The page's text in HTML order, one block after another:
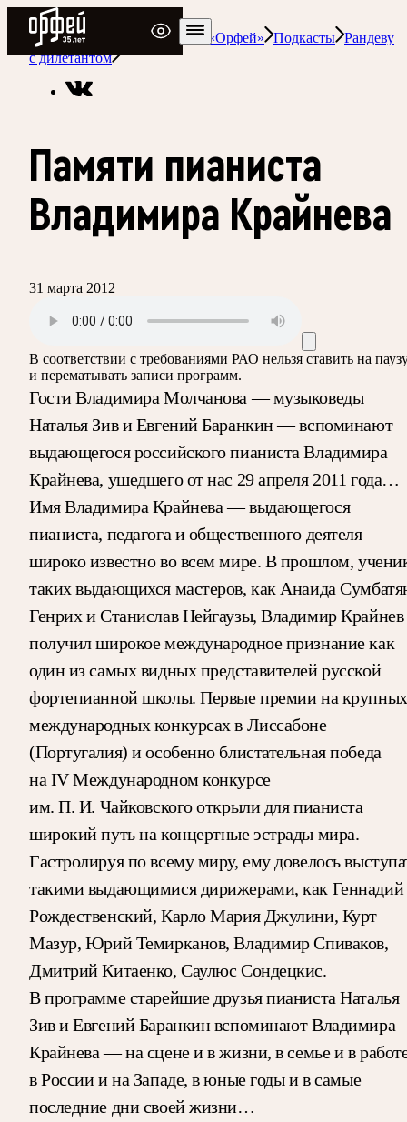
Радио Орфей
Радио классической музыки «Орфей»
Подкасты Рандеву
с дилетантом
Памяти пианиста
Владимира Крайнева
31 марта 2012
В соответствии с требованиями РАО нельзя ставить на
и перематывать записи программ.
Гости Владимира Молчанова — музыковеды
Наталья Зив и Евгений Баранкин — вспоминают
выдающегося российского пианиста Владимира
Крайнева, ушедшего от нас 29 апреля 2011 года…
Имя Владимира Крайнева — выдающегося
пианиста, педагога и общественного деятеля —
широко известно во всем мире. В прошлом,
таких выдающихся мастеров, как Анаида
Генрих и Станислав Нейгаузы, Владимир Крайнев
получил широкое международное признание как
один из самых видных представителей русской
фортепианной школы. Первые премии на крупных
международных конкурсах в Лиссабоне
(Португалия) и особенно блистательная победа
на IV Международном конкурсе
им. П. И. Чайковского открыли для пианиста
широкий путь на концертные эстрады мира.
Гастролируя по всему миру, ему довелось
такими выдающимися дирижерами, как Геннадий
Рождественский, Карло Мария Джулини, Курт
Мазур, Юрий Темирканов, Владимир Спиваков,
Дмитрий Китаенко, Саулюс Сондецкис.
В программе старейшие друзья пианиста Наталья
Зив и Евгений Баранкин вспоминают Владимира
Крайнева — на сцене и в жизни, в семье и в
в России и на Западе, в юные годы и в самые
последние дни своей жизни…